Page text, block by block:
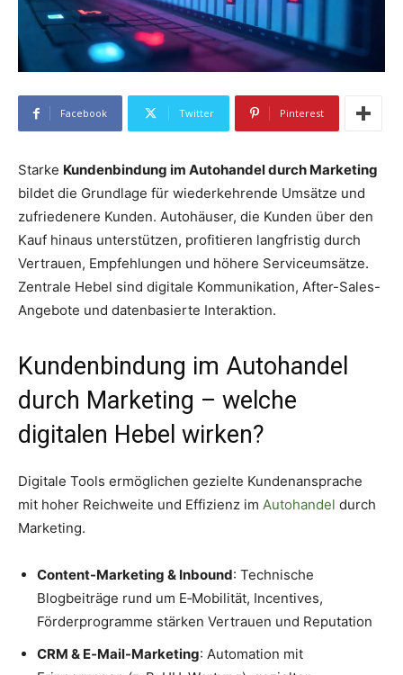
Facebook Twitter Pinterest
Starke Kundenbindung im Autohandel durch Marketing
bildet die Grundlage für wiederkehrende Umsätze und
zufriedenere Kunden. Autohäuser, die Kunden über den
Kauf hinaus unterstützen, profitieren langfristig durch
Vertrauen, Empfehlungen und höhere Serviceumsätze.
Zentrale Hebel sind digitale Kommunikation, After-Sales-
Angebote und datenbasierte Interaktion.
Kundenbindung im Autohandel
durch Marketing – welche
digitalen Hebel wirken?
Digitale Tools ermöglichen gezielte Kundenansprache
mit hoher Reichweite und Effizienz im Autohandel durch
Marketing.
Content-Marketing & Inbound: Technische
Blogbeiträge rund um E‑Mobilität, Incentives,
Förderprogramme stärken Vertrauen und Reputation
CRM & E‑Mail-Marketing: Automation mit